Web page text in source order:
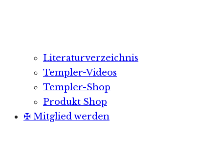
Literaturverzeichnis
Templer-Videos
Templer-Shop
Produkt Shop
✠ Mitglied werden